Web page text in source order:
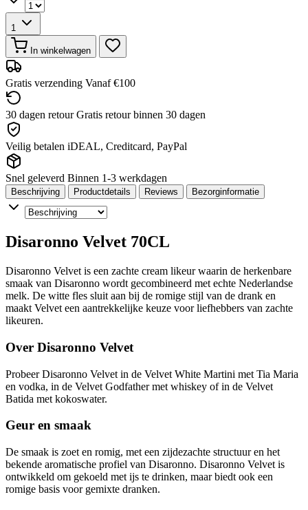
1
In winkelwagen
Gratis verzending Vanaf €100
30 dagen retour Gratis retour binnen 30 dagen
Veilig betalen iDEAL, Creditcard, PayPal
Snel geleverd Binnen 1-3 werkdagen
Beschrijving Productdetails Reviews Bezorginformatie
Disaronno Velvet 70CL
Disaronno Velvet is een zachte cream likeur waarin de herkenbare
smaak van Disaronno wordt gecombineerd met echte Nederlandse
melk. De witte fles sluit aan bij de romige stijl van de drank en
maakt Velvet een aantrekkelijke keuze voor liefhebbers van zachte
likeuren.
Over Disaronno Velvet
Probeer Disaronno Velvet in de Velvet White Martini met Tia Maria
en vodka, in de Velvet Godfather met whiskey of in de Velvet
Batida met kokoswater.
Geur en smaak
De smaak is zoet en romig, met een zijdezachte structuur en het
bekende aromatische profiel van Disaronno. Disaronno Velvet is
ontwikkeld om gekoeld met ijs te drinken, maar biedt ook een
romige basis voor gemixte dranken.